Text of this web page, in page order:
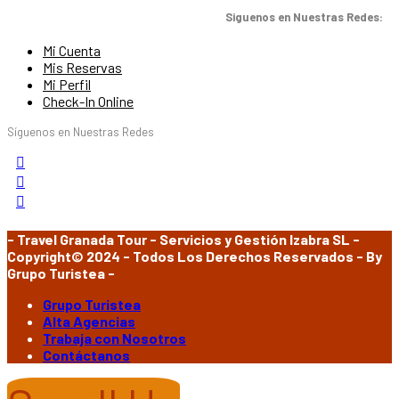
Siguenos en Nuestras Redes:
Mi Cuenta
Mis Reservas
Mi Perfil
Check-In Online
Síguenos en Nuestras Redes
- Travel Granada Tour - Servicios y Gestión Izabra SL -
Copyright© 2024 - Todos Los Derechos Reservados - By
Grupo Turistea -
Grupo Turistea
Alta Agencias
Trabaja con Nosotros
Contáctanos